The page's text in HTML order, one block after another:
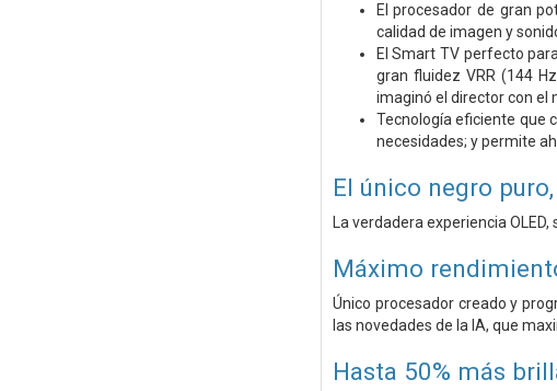
El procesador de gran
calidad de imagen y
El Smart TV perfecto
gran fluidez VRR (144
imaginó el director con el
Tecnología eficiente que
necesidades; y permite
El único negro
La verdadera experiencia
Máximo
Único procesador creado y
las novedades de la IA, que
Hasta 50% más